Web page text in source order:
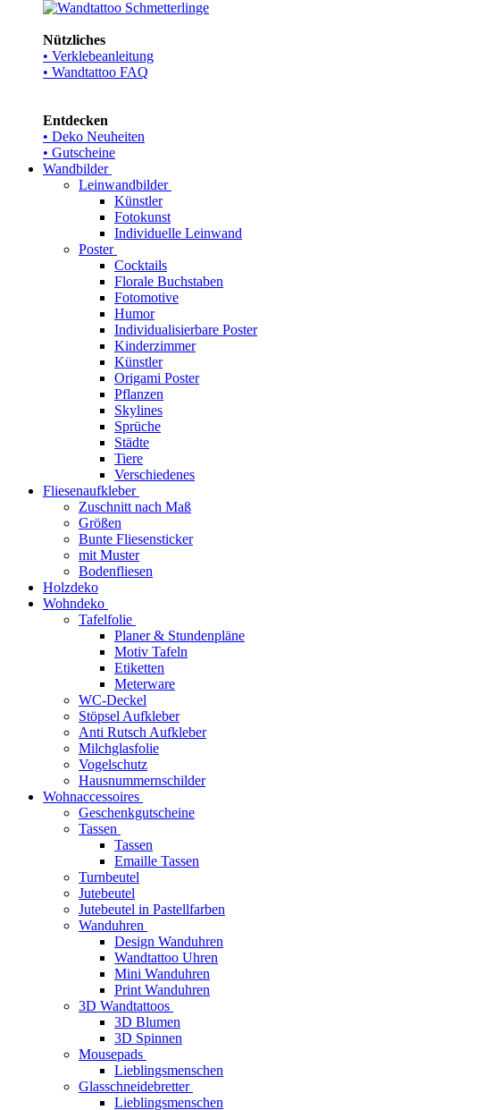
Nützliches
• Verklebeanleitung
• Wandtattoo FAQ
Entdecken
• Deko Neuheiten
• Gutscheine
Wandbilder
Leinwandbilder
Künstler
Fotokunst
Individuelle Leinwand
Poster
Cocktails
Florale Buchstaben
Fotomotive
Humor
Individualisierbare Poster
Kinderzimmer
Künstler
Origami Poster
Pflanzen
Skylines
Sprüche
Städte
Tiere
Verschiedenes
Fliesenaufkleber
Zuschnitt nach Maß
Größen
Bunte Fliesensticker
mit Muster
Bodenfliesen
Holzdeko
Wohndeko
Tafelfolie
Planer & Stundenpläne
Motiv Tafeln
Etiketten
Meterware
WC-Deckel
Stöpsel Aufkleber
Anti Rutsch Aufkleber
Milchglasfolie
Vogelschutz
Hausnummernschilder
Wohnaccessoires
Geschenkgutscheine
Tassen
Tassen
Emaille Tassen
Turnbeutel
Jutebeutel
Jutebeutel in Pastellfarben
Wanduhren
Design Wanduhren
Wandtattoo Uhren
Mini Wanduhren
Print Wanduhren
3D Wandtattoos
3D Blumen
3D Spinnen
Mousepads
Lieblingsmenschen
Glasschneidebretter
Lieblingsmenschen